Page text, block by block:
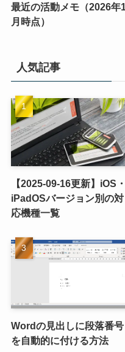
最近の活動メモ（2026年1
月時点）
人気記事
【2025-09-16更新】iOS・
iPadOSバージョン別の対
応機種一覧
Wordの見出しに段落番号
を自動的に付ける方法